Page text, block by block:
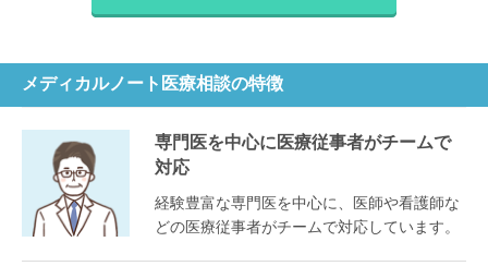
メディカルノート医療相談の特徴
専門医を中心に医療従事者がチームで
対応
経験豊富な専門医を中心に、医師や看護師な
どの医療従事者がチームで対応しています。